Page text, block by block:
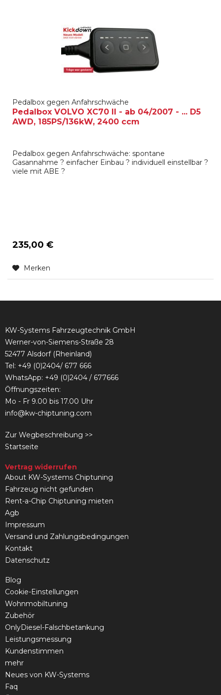
Pedalbox gegen Anfahrschwäche
Pedalbox VOLVO XC70 II - ab 04/2007 - ... D5
AWD, 185PS/136kW, 2400 ccm
Pedalbox gegen Anfahrschwäche: spontane
Gasannahme ? einfacher Einbau ? individuell einstellbar ?
viele mit ABE ?
235,00 €
Merken
KW-Systems Fahrzeugtechnik GmbH
Werner-von-Siemens-Straße 28
52477 Alsdorf (Rheinland)
Tel: +49 (0)2404/ 677 666
WhatsApp: +49 (0)2404 / 677666
Öffnungszeiten:
Mo - Fr 9.00 bis 17.00 Uhr
info@kw-chiptuning.com
Zur Wegbeschreibung >>
Startseite
Vertrag widerrufen
About KW-Systems Chiptuning
Fahrzeug nicht gefunden
Rent-a-Chip Chiptuning mieten
Agb
Impressum
Versand und Zahlungsbedingungen
Kontakt
Datenschutz
Blog
Cookie-Einstellungen
Wohnmobiltuning
Zubehör
OnlyDiesel-Falschbetankung
Leistungsmessung
Kundenstimmen
mehr
Neues von KW-Systems
Faq